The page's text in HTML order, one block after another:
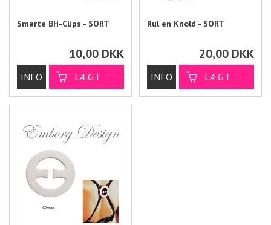
Smarte BH-Clips - SORT
10,00 DKK
Rul en Knold - SORT
20,00 DKK